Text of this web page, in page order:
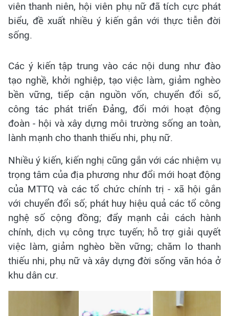
viên thanh niên, hội viên phụ nữ đã tích cực phát
biểu, đề xuất nhiều ý kiến gắn với thực tiễn đời
sống.
Các ý kiến tập trung vào các nội dung như đào
tạo nghề, khởi nghiệp, tạo việc làm, giảm nghèo
bền vững, tiếp cận nguồn vốn, chuyển đổi số,
công tác phát triển Đảng, đổi mới hoạt động
đoàn - hội và xây dựng môi trường sống an toàn,
lành mạnh cho thanh thiếu nhi, phụ nữ.
Nhiều ý kiến, kiến nghị cũng gắn với các nhiệm vụ
trọng tâm của địa phương như đổi mới hoạt động
của MTTQ và các tổ chức chính trị - xã hội gắn
với chuyển đổi số; phát huy hiệu quả các tổ công
nghệ số cộng đồng; đẩy mạnh cải cách hành
chính, dịch vụ công trực tuyến; hỗ trợ giải quyết
việc làm, giảm nghèo bền vững; chăm lo thanh
thiếu nhi, phụ nữ và xây dựng đời sống văn hóa ở
khu dân cư.